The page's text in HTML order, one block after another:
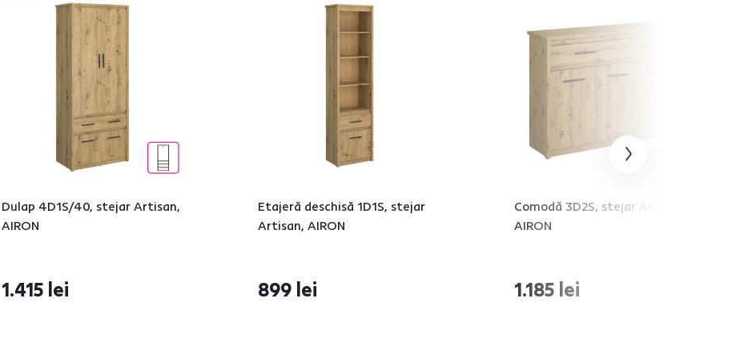
Dulap 4D1S/40, stejar Artisan,
AIRON
1.415 lei
Etajeră deschisă 1D1S, stejar
Artisan, AIRON
899 lei
Comodă 3D2S, stejar Artisan,
AIRON
1.185 lei